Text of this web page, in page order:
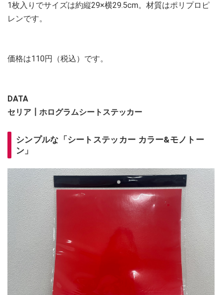
1枚入りでサイズは約縦29×横29.5cm。材質はポリプロピ
レンです。
価格は110円（税込）です。
DATA
セリア┃ホログラムシートステッカー
シンプルな「シートステッカー カラー&モノトー
ン」